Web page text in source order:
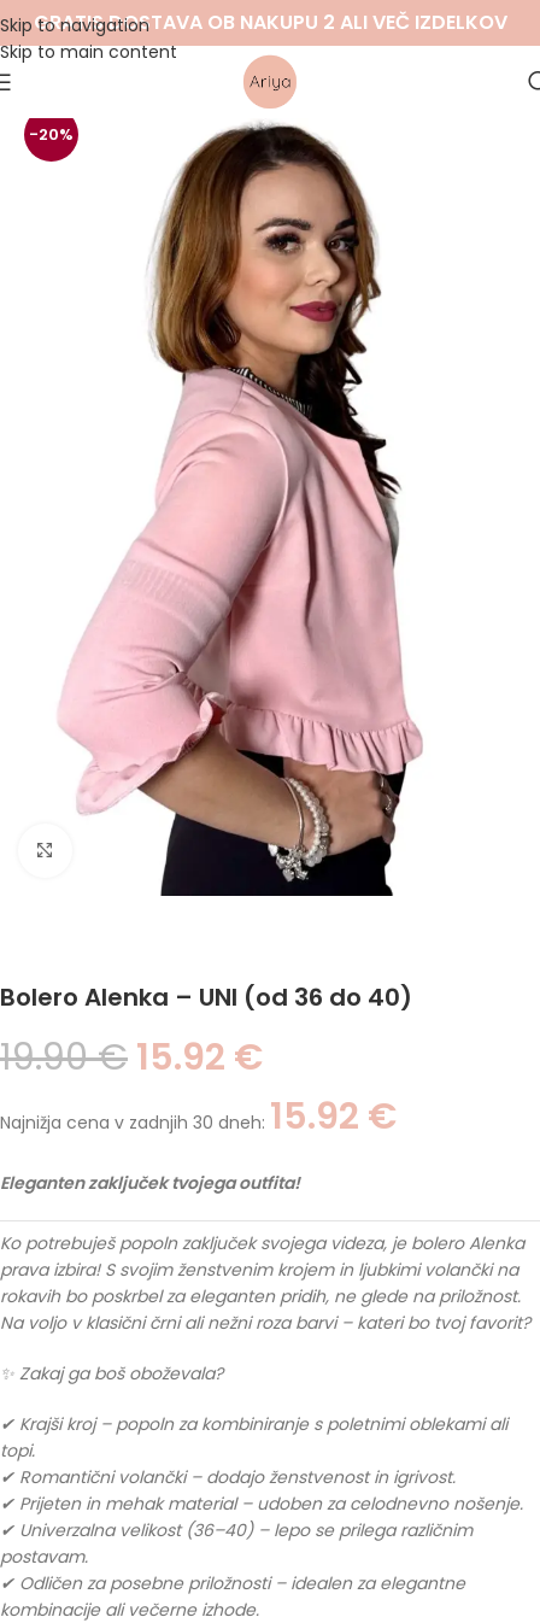
Skip to navigation
Skip to main content
GRATIS DOSTAVA OB NAKUPU 2 ALI VEČ IZDELKOV
-20%
Click to enlarge
Bolero Alenka – UNI (od 36 do 40)
19.90€15.92 €
Najnižja cena v zadnjih 30 dneh: 15.92 €
Eleganten zaključek tvojega outfita!
Ko potrebuješ popoln zaključek svojega videza, je bolero Alenka
prava izbira! S svojim ženstvenim krojem in ljubkimi volančki na
rokavih bo poskrbel za eleganten pridih, ne glede na priložnost.
Na voljo v klasični črni ali nežni roza barvi – kateri bo tvoj favorit?
✨ Zakaj ga boš oboževala?
✔ Krajši kroj – popoln za kombiniranje s poletnimi oblekami ali
topi.
✔ Romantični volančki – dodajo ženstvenost in igrivost.
✔ Prijeten in mehak material – udoben za celodnevno nošenje.
✔ Univerzalna velikost (36–40) – lepo se prilega različnim
postavam.
✔ Odličen za posebne priložnosti – idealen za elegantne
kombinacije ali večerne izhode.